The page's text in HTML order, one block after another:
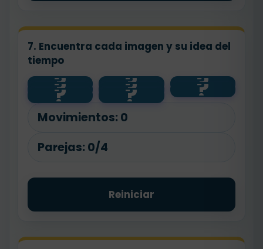
7. Encuentra cada imagen y su idea del
tiempo
? ? ?
30
minutos
? ? ?
segundos
?
horas ?
60
minutos
Movimientos: 0
Parejas: 0/4
Reiniciar